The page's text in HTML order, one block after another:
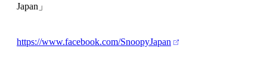
Japan」
https://www.facebook.com/SnoopyJapan